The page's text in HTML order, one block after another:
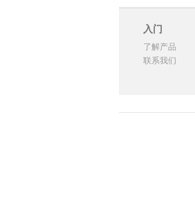
入门
了解产品
联系我们